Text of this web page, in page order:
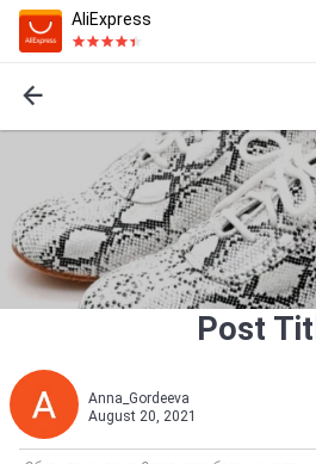
AliExpress
Post
Anna_Gordeeva
August 20, 2021